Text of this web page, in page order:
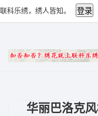
联科乐绣，绣人皆知。
华丽巴洛克